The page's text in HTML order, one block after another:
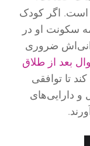
است. اگر کودک
سکونت او در
ضروری
بعد از طلاق
تا توافقی
و دارایی‌های